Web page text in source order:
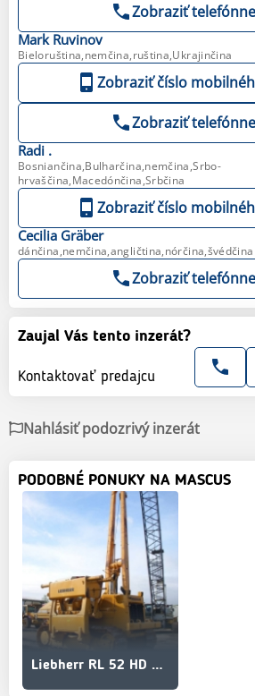
Zobraziť
Mark Ruvinov
Bieloruština,nemčina,ruština,Ukrajinčina
Zobraziť číslo
Zobraziť
Radi .
Bosniančina,Bulharčina,nemčina,Srbo-
hrvaščina,Macedónčina,Srbčina
Zobraziť číslo
Cecilia Gräber
dánčina,nemčina,angličtina,nórčina,švédčina
Zobraziť
Zaujal Vás tento inzerát?
Kontaktovať predajcu
Nahlásiť podozrivý inzerát
PODOBNÉ PONUKY NA MASCUS
Liebherr RL 52 HD 90 t lifting capacity MIETE / RENTAL